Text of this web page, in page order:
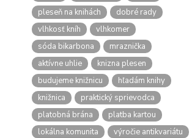
pleseň na knihách
dobré rady
vlhkosť kníh
vlhkomer
sóda bikarbona
mraznička
aktívne uhlie
knizna plesen
budujeme knižnicu
hľadám knihy
knižnica
praktický sprievodca
platobná brána
platba kartou
lokálna komunita
výročie antikvariátu